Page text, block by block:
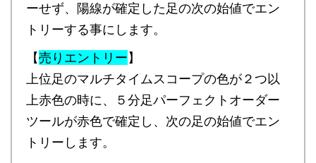
ーせず、陽線が確定した足の次の始値でエン
トリーする事にします。
【売りエントリー】
上位足のマルチタイムスコープの色が２つ以
上赤色の時に、５分足パーフェクトオーダー
ツールが赤色で確定し、次の足の始値でエン
トリーします。